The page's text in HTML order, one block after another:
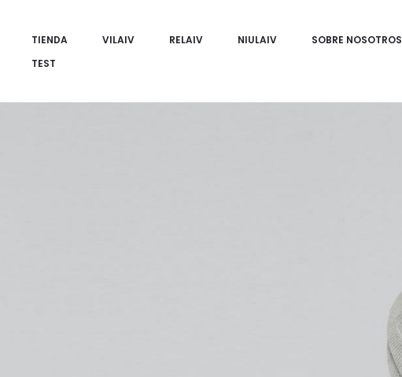
TIENDA VILAIV RELAIV NIULAIV
SOBRE NOSOTROS
TEST